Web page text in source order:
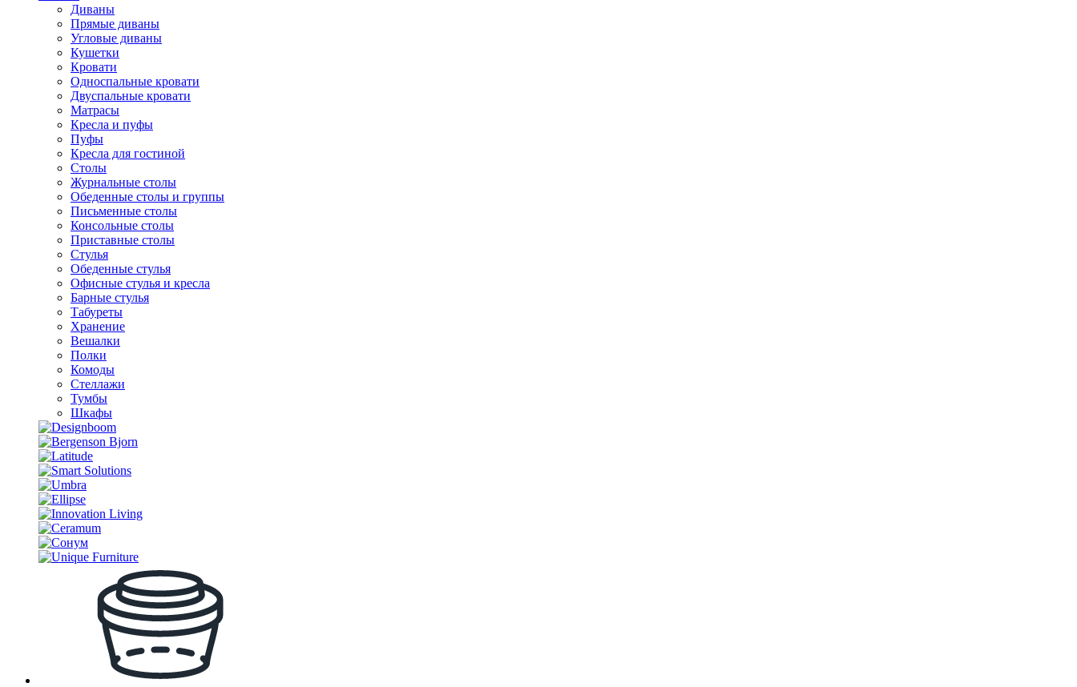
Диваны
Прямые диваны
Угловые диваны
Кушетки
Кровати
Односпальные кровати
Двуспальные кровати
Матрасы
Кресла и пуфы
Пуфы
Кресла для гостиной
Столы
Журнальные столы
Обеденные столы и группы
Письменные столы
Консольные столы
Приставные столы
Стулья
Обеденные стулья
Офисные стулья и кресла
Барные стулья
Табуреты
Хранение
Вешалки
Полки
Комоды
Стеллажи
Тумбы
Шкафы